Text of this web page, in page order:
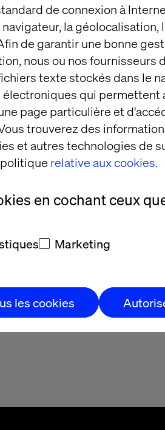
de connexion à
la
de garantir une bonne
nous ou nos fournisseurs
texte stockés dans le
qui permettent
page particulière et
trouverez des
et autres technologies de
relative aux cookies.
en cochant ceux
Marketing
les cookies